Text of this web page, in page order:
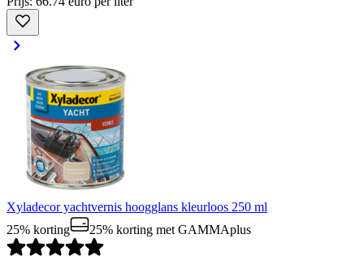
Xyladecor yachtvernis hoogglans kleurloos 250 ml
25% korting
25% korting met GAMMAplus